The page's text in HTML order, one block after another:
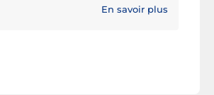
En savoir plus